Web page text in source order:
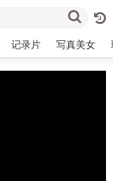
记录片 写真美女